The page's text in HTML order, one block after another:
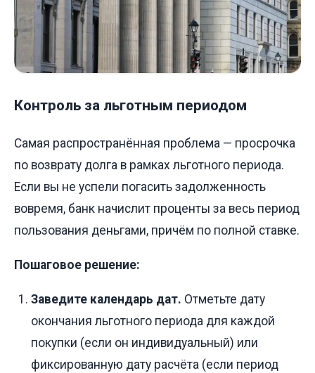
Контроль за льготным периодом
Самая распространённая проблема — просрочка
по возврату долга в рамках льготного периода.
Если вы не успели погасить задолженность
вовремя, банк начислит проценты за весь период
пользования деньгами, причём по полной ставке.
Пошаговое решение:
Заведите календарь дат. Отметьте дату
окончания льготного периода для каждой
покупки (если он индивидуальный) или
фиксированную дату расчёта (если период